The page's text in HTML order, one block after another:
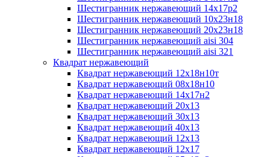
Шестигранник нержавеющий 14х17р2
Шестигранник нержавеющий 10х23н18
Шестигранник нержавеющий 20х23н18
Шестигранник нержавеющий aisi 304
Шестигранник нержавеющий aisi 321
Квадрат нержавеющий
Квадрат нержавеющий 12х18н10т
Квадрат нержавеющий 08х18н10
Квадрат нержавеющий 14х17н2
Квадрат нержавеющий 20х13
Квадрат нержавеющий 30х13
Квадрат нержавеющий 40х13
Квадрат нержавеющий 12х13
Квадрат нержавеющий 12х17